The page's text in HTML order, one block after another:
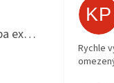
Golden Nature Ginkgo Biloba extrakt 50:1 60mg, 100 kapslí
KP
Rychle